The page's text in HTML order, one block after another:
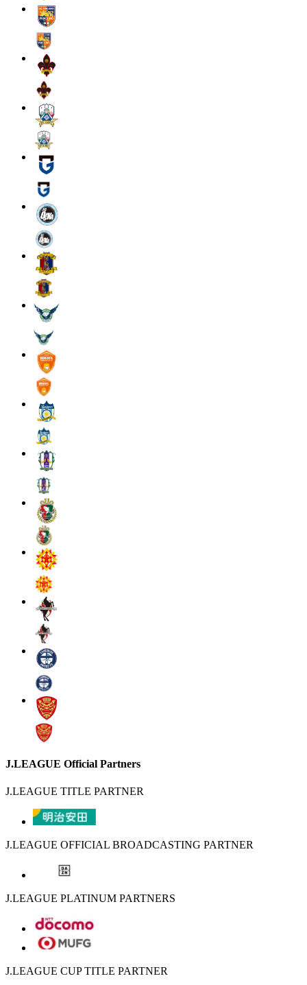
J.LEAGUE Official Partners
J.LEAGUE TITLE PARTNER
J.LEAGUE OFFICIAL BROADCASTING PARTNER
J.LEAGUE PLATINUM PARTNERS
J.LEAGUE CUP TITLE PARTNER